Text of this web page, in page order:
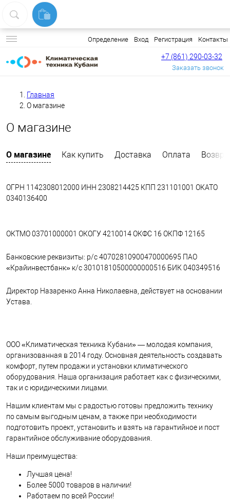
Определение Вход Регистрация Контакты
+7 (861) 290-03-32
Заказать звонок
Главная
О магазине
О магазине
О магазине Как купить Доставка Оплата
ОГРН 1142308012000 ИНН 2308214425 КПП 231101001 ОКАТО
0340136400
ОКТМО 03701000001 ОКОГУ 4210014ОКФС 16 ОКПФ 12165
Банковские реквизиты: р/с 40702810900470000695 ПАО
«Крайинвестбанк» к/с 30101810500000000516 БИК 040349516
Директор Назаренко Анна Николаевна, действует на основании
Устава.
ООО «Климатическая техника Кубани» — молодая компания,
организованная в 2014 году. Основная деятельность создавать
комфорт, путем продажи и установки климатического
оборудования. Наша организация работает как с физическими,
так и с юридическими лицами.
Нашим клиентам мы с радостью готовы предложить технику
по самым выгодным ценам, а также при необходимости
подготовить проект, установить и взять на гарантийное и пост
гарантийное обслуживание оборудования.
Наши преимущества:
Лучшая цена!
Более 5000 товаров в наличии!
Работаем по всей России!